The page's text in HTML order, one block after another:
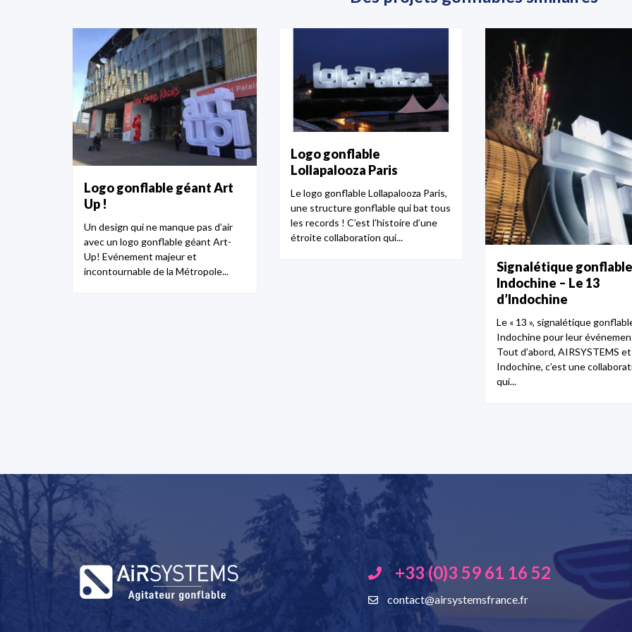
Logo gonflable géant Art
Up !
Un design qui ne manque pas d’air
avec un logo gonflable géant Art-
Up! Evénement majeur et
incontournable de la Métropole...
Logo gonflable
Lollapalooza Paris
Le logo gonflable Lollapalooza Paris,
une structure gonflable qui bat tous
les records ! C’est l’histoire d’une
étroite collaboration qui...
Signalétique gonflable
Indochine – Le 13
d’Indochine
Le « 13 », signalétique
Indochine pour leur
Tout d’abord, AIRSYSTEMS et
Indochine, c’est une
qui...
+33 (0)3 59 61 16 52
contact@airsystemsfrance.fr